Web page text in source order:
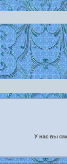
У нас вы